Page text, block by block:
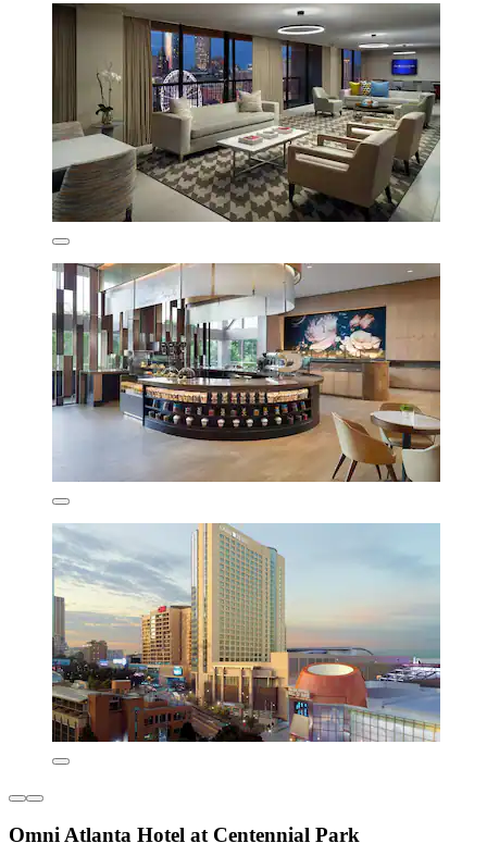
Omni Atlanta Hotel at Centennial Park